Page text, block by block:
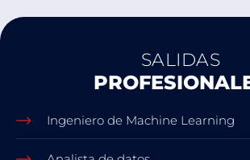
SALIDAS
Ingeniero de Machine Learning